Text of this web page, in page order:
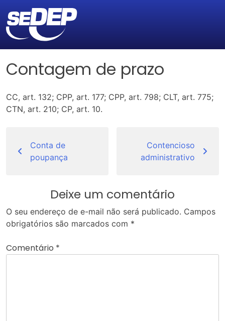
Contagem de prazo
CC, art. 132; CPP, art. 177; CPP, art. 798; CLT, art. 775;
CTN, art. 210; CP, art. 10.
de
Post
Conta de
poupança
Contencioso
administrativo
Deixe um comentário
O seu endereço de e-mail não será publicado. Campos
obrigatórios são marcados com *
Comentário *